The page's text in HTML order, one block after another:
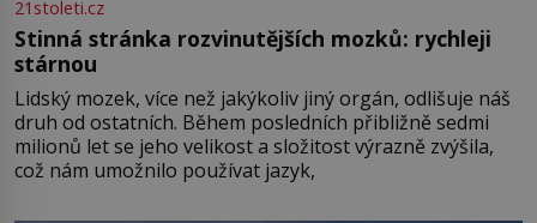
21stoleti.cz
Stinná stránka rozvinutějších mozků: rychleji
stárnou
Lidský mozek, více než jakýkoliv jiný orgán, odlišuje náš
druh od ostatních. Během posledních přibližně sedmi
milionů let se jeho velikost a složitost výrazně zvýšila,
což nám umožnilo používat jazyk,